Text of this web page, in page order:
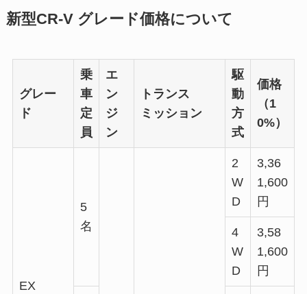
新型CR-V グレード価格について
グレー
ド
乗
車
定
員
エ
ン
ジ
ン
トランス
ミッション
駆
動
方
式
価格
（1
0%）
EX
5
名
2
W
D
3,36
1,600
円
4
W
D
3,58
1,600
円